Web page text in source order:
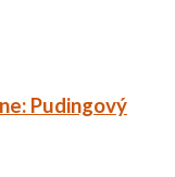
Pudingový